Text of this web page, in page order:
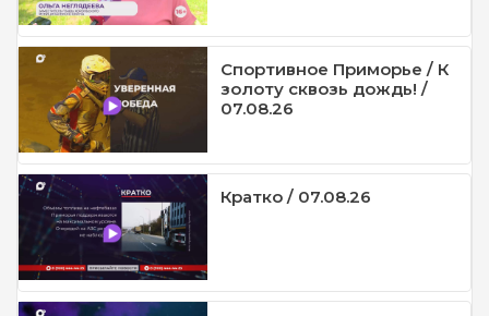
Спортивное Приморье / К
золоту сквозь дождь! /
07.08.26
Кратко / 07.08.26